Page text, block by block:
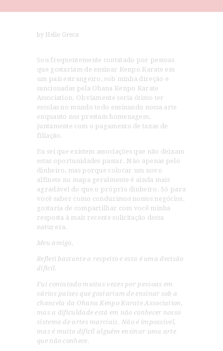
by Helio Greca
Sou frequentemente contatado por pessoas
que gostariam de ensinar Kenpo Karate em
um país estrangeiro, sob minha direção e
sancionadas pela Ohana Kenpo Karate
Association. Obviamente seria ótimo ter
escolas no mundo todo ensinando nossa arte
enquanto nos prestam homenagem,
juntamente com o pagamento de taxas de
filiação.
Eu sei que existem associações que não deixam
estas oportunidades passar. Não apenas pelo
dinheiro, mas porque colocar um novo
alfinete no mapa geralmente é ainda mais
agradável do que o próprio dinheiro. Só para
você saber como conduzimos nossos negócios,
gostaria de compartilhar com você minha
resposta à mais recente solicitação dessa
natureza.
Meu amigo,
Refleti bastante a respeito e esta é uma decisão
difícil.
Fui contatado muitas vezes por pessoas em
vários países que gostariam de ensinar sob a
chancela da Ohana Kenpo Karate Association,
mas a dificuldade está em não conhecer nosso
sistema de artes marciais. Não é impossível,
mas é muito difícil alguém ensinar uma arte
que não conhece.